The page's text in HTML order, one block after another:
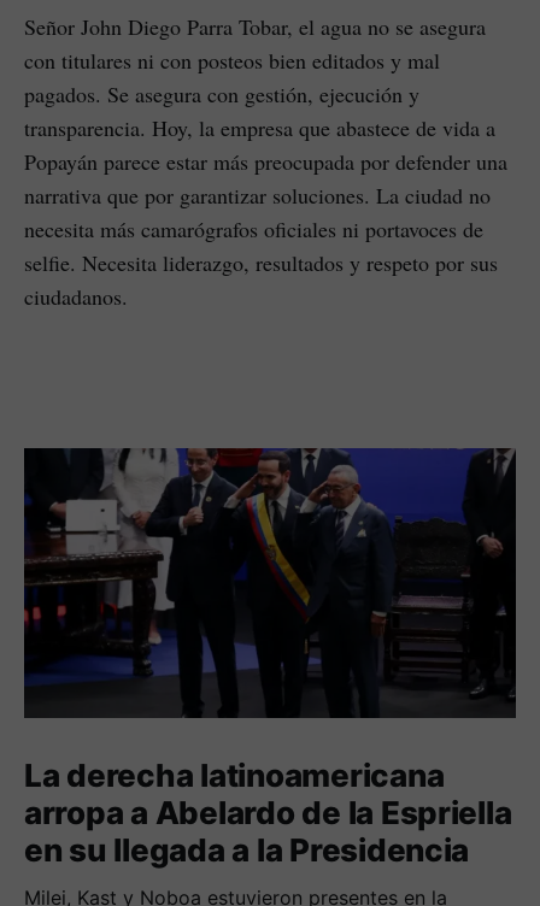
Señor John Diego Parra Tobar, el agua no se asegura
con titulares ni con posteos bien editados y mal
pagados. Se asegura con gestión, ejecución y
transparencia. Hoy, la empresa que abastece de vida a
Popayán parece estar más preocupada por defender una
narrativa que por garantizar soluciones. La ciudad no
necesita más camarógrafos oficiales ni portavoces de
selfie. Necesita liderazgo, resultados y respeto por sus
ciudadanos.
La derecha latinoamericana
arropa a Abelardo de la Espriella
en su llegada a la Presidencia
Milei, Kast y Noboa estuvieron presentes en la